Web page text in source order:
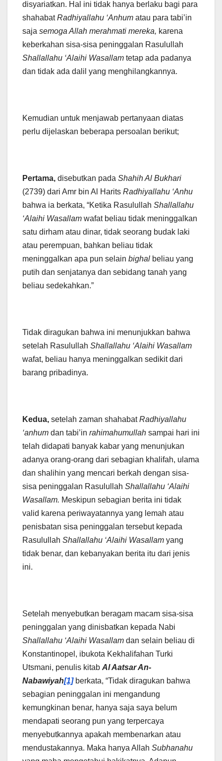
disyariatkan. Hal ini tidak hanya berlaku bagi para
shahabatRadhiyallahu ‘Anhum atau para tabi’in
saja semoga Allah merahmati mereka, karena
keberkahan sisa-sisa peninggalan Rasulullah
Shallallahu ‘Alaihi Wasallam tetap ada padanya
dan tidak ada dalil yang menghilangkannya.
Kemudian untuk menjawab pertanyaan diatas
perlu dijelaskan beberapa persoalan berikut;
Pertama, disebutkan pada Shahih Al Bukhari
(2739) dari Amr bin Al Harits Radhiyallahu ‘Anhu
bahwa ia berkata, “Ketika Rasulullah Shallallahu
‘Alaihi Wasallam wafat beliau tidak meninggalkan
satu dirham atau dinar, tidak seorang budak laki
atau perempuan, bahkan beliau tidak
meninggalkan apa pun selain bighal beliau yang
putih dan senjatanya dan sebidang tanah yang
beliau sedekahkan.”
Tidak diragukan bahwa ini menunjukkan bahwa
setelah Rasulullah Shallallahu ‘Alaihi Wasallam
wafat, beliau hanya meninggalkan sedikit dari
barang pribadinya.
Kedua, setelah zaman shahabatRadhiyallahu
‘anhum dan tabi’in rahimahumullah sampai hari ini
telah didapati banyak kabar yang menunjukan
adanya orang-orang dari sebagian khalifah, ulama
dan shalihin yang mencari berkah dengan sisa-
sisa peninggalan Rasulullah Shallallahu ‘Alaihi
Wasallam. Meskipun sebagian berita ini tidak
valid karena periwayatannya yang lemah atau
penisbatan sisa peninggalan tersebut kepada
Rasulullah Shallallahu ‘Alaihi Wasallam yang
tidak benar, dan kebanyakan berita itu dari jenis
ini.
Setelah menyebutkan beragam macam sisa-sisa
peninggalan yang dinisbatkan kepada Nabi
Shallallahu ‘Alaihi Wasallam dan selain beliau di
Konstantinopel, ibukota Kekhalifahan Turki
Utsmani, penulis kitab Al Aatsar An-
Nabawiyah[1]berkata, “Tidak diragukan bahwa
sebagian peninggalan ini mengandung
kemungkinan benar, hanya saja saya belum
mendapati seorang pun yang terpercaya
menyebutkannya apakah membenarkan atau
mendustakannya. Maka hanya Allah Subhanahu